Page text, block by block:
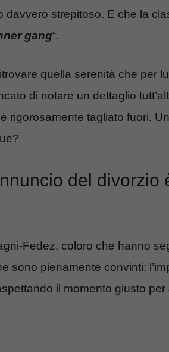
davvero strepitoso. E che la
gang“.
quella serenità che per
di notare un dettaglio
rigorosamente tagliato fuori.
del divorzio
Fedez, coloro che hanno
sono pienamente convinti:
il momento giusto per